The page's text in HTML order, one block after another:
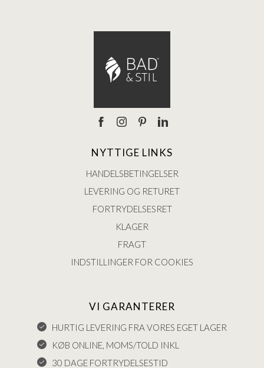
NYTTIGE LINKS
HANDELSBETINGELSER
LEVERING OG RETURET
FORTRYDELSESRET
KLAGER
FRAGT
INDSTILLINGER FOR COOKIES
VI GARANTERER
HURTIG LEVERING FRA VORES EGET LAGER
KØB ONLINE, MOMS/TOLD INKL
30 DAGE FORTRYDELSESTID